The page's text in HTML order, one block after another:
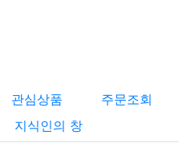
관심상품
주문조회
지식인의 창